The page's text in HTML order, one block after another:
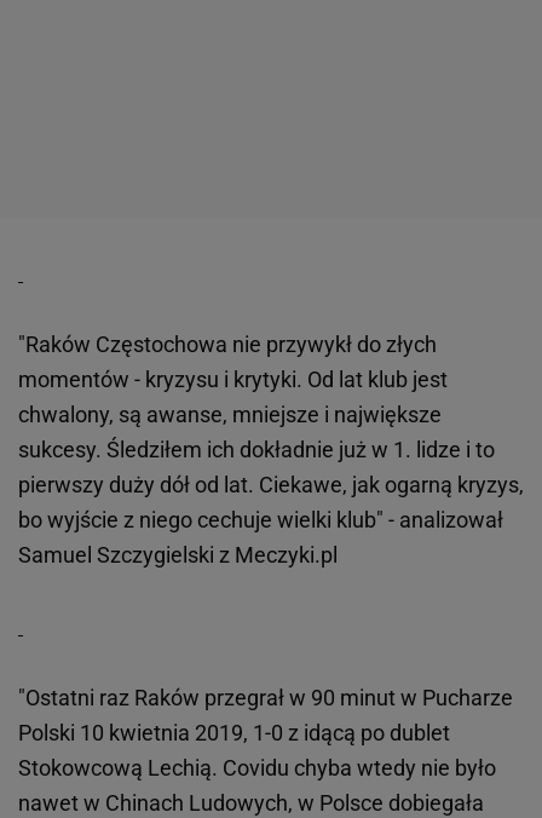
"Raków Częstochowa nie przywykł do złych
momentów - kryzysu i krytyki. Od lat klub jest
chwalony, są awanse, mniejsze i największe
sukcesy. Śledziłem ich dokładnie już w 1. lidze i to
pierwszy duży dół od lat. Ciekawe, jak ogarną kryzys,
bo wyjście z niego cechuje wielki klub" - analizował
Samuel Szczygielski z Meczyki.pl
"Ostatni raz Raków przegrał w 90 minut w Pucharze
Polski 10 kwietnia 2019, 1-0 z idącą po dublet
Stokowcową Lechią. Covidu chyba wtedy nie było
nawet w Chinach Ludowych, w Polsce dobiegała